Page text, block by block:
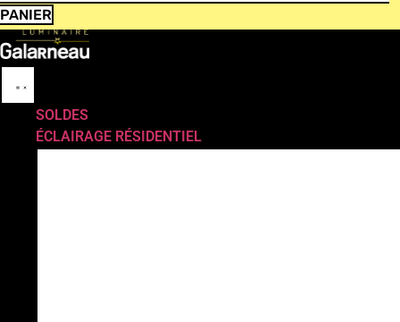
PANIER
SOLDES
ÉCLAIRAGE RÉSIDENTIEL